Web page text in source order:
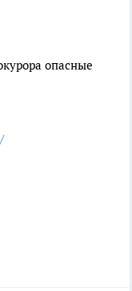
опасные